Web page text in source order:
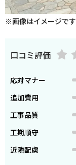
※画像はイメージです
口コミ評価
応対マナー
追加費用
工事品質
工期順守
近隣配慮